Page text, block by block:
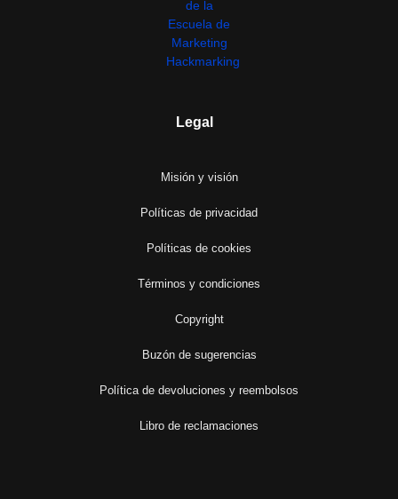
Legal
Misión y visión
Políticas de privacidad
Políticas de cookies
Términos y condiciones
Copyright
Buzón de sugerencias
Política de devoluciones y reembolsos
Libro de reclamaciones